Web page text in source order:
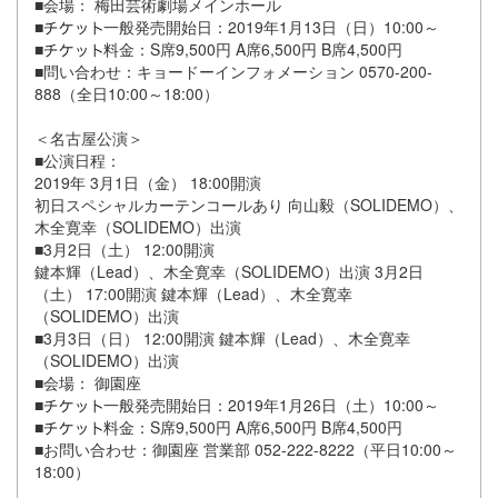
■会場： 梅田芸術劇場メインホール
■
一般発売開始日：2019年1月13日（日）10:00～
■
料金：S席9,500円 A席6,500円 B席4,500円
■問い合わせ：キョードーインフォメーション 0570-200-
888（全日10:00～18:00）
＜名古屋公演＞
■公演日程：
2019年 3月1日（金） 18:00開演
初日スペシャルカーテンコールあり 向山毅（SOLIDEMO）、
木全寛幸（SOLIDEMO）出演
■3月2日（土） 12:00開演
鍵本輝（Lead）、木全寛幸（SOLIDEMO）出演 3月2日
（土） 17:00開演 鍵本輝（Lead）、木全寛幸
（SOLIDEMO）出演
■3月3日（日） 12:00開演 鍵本輝（Lead）、木全寛幸
（SOLIDEMO）出演
■会場： 御園座
■
一般発売開始日：2019年1月26日（土）10:00～
■
料金：S席9,500円 A席6,500円 B席4,500円
■お問い合わせ：御園座 営業部 052-222-8222（平日10:00～
18:00）